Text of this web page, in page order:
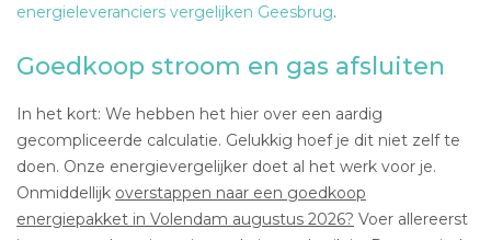
energieleveranciers vergelijken Geesbrug.
Goedkoop stroom en gas afsluiten
In het kort: We hebben het hier over een aardig
gecompliceerde calculatie. Gelukkig hoef je dit niet zelf te
doen. Onze energievergelijker doet al het werk voor je.
Onmiddellijk overstappen naar een goedkoop
energiepakket in Volendam augustus 2026? Voer allereerst